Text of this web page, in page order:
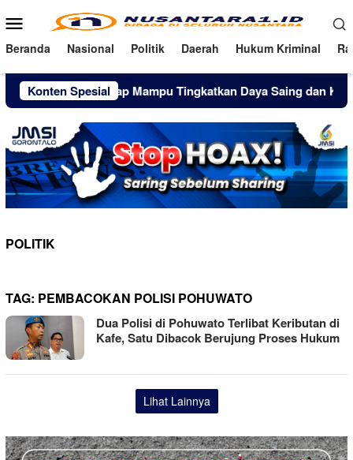
ke
konten
Menu
Mobile
Beranda Nasional Politik Daerah Hukum Kriminal
Konten Spesial
Bantuan Diharap Mampu Tingkatkan Daya Saing dan Kualitas
POLITIK
TAG: PEMBACOKAN POLISI POHUWATO
Dua Polisi di Pohuwato Terlibat Keributan di
Kafe, Satu Dibacok Berujung Proses Hukum
Lihat Lainnya